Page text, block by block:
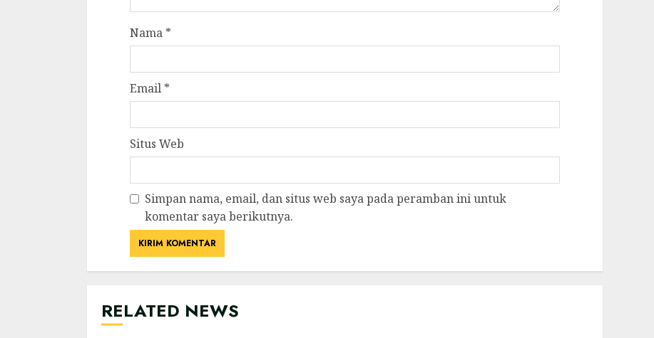
Nama *
Email *
Situs Web
Simpan nama, email, dan situs web saya pada peramban ini untuk
komentar saya berikutnya.
RELATED NEWS